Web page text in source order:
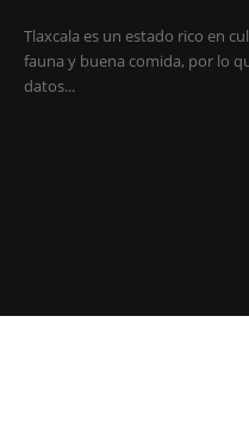
Tlaxcala es un estado rico en
fauna y buena comida, por lo
datos...